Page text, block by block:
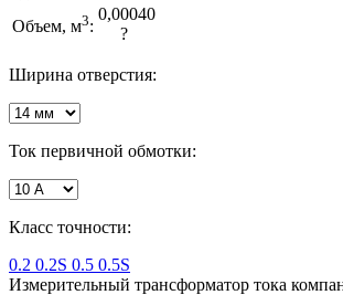
Объем, м3:
0,00040
?
Ширина отверстия:
Ток первичной обмотки:
Класс точности:
0.2 0.2S 0.5 0.5S
Измерительный трансформатор тока